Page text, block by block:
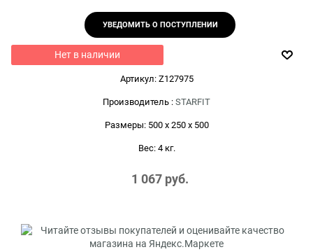
УВЕДОМИТЬ О ПОСТУПЛЕНИИ
Нет в наличии
Артикул: Z127975
Производитель : STARFIT
Размеры: 500 x 250 x 500
Вес: 4кг.
1 067 руб.